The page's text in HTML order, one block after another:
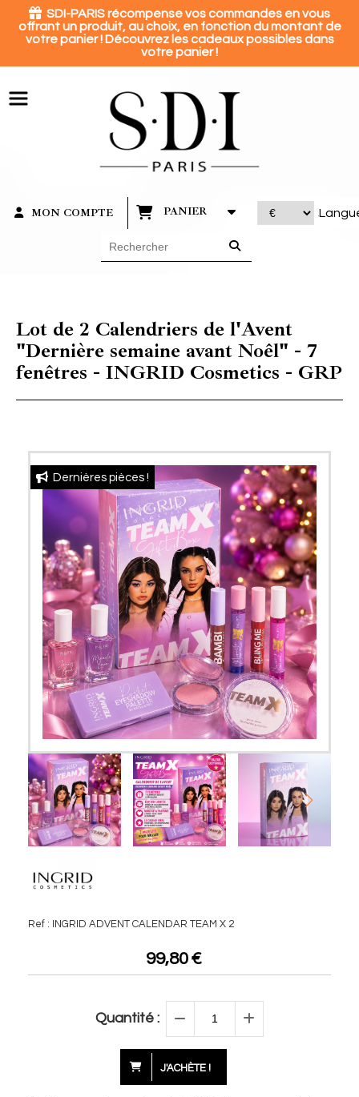
 SDI-PARIS récompense vos commandes en vous
offrant un produit, au choix, en fonction du montant de
votre panier ! Découvrez les cadeaux possibles dans
votre panier !
MON COMPTE PANIER
Lot de 2 Calendriers de l'Avent
"Dernière semaine avant Noêl" - 7
fenêtres - INGRID Cosmetics - GRP
Dernières pièces !
Ref : INGRID ADVENT CALENDAR TEAM X 2
99,80€
Quantité :
J'ACHÈTE !
Panneau de gestion des cookies